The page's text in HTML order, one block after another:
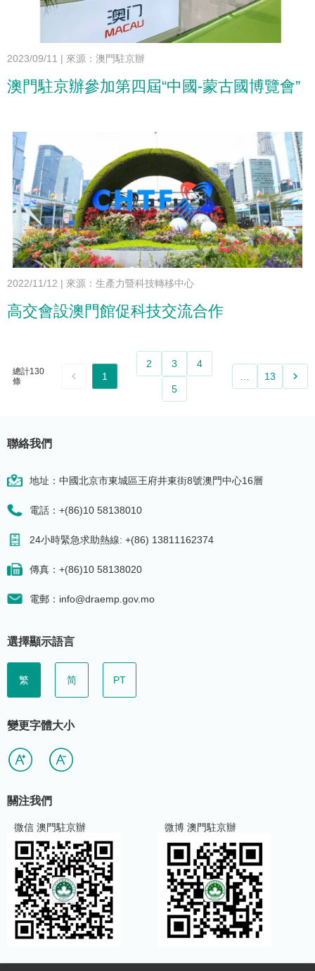
2023/09/11 | 來源：澳門駐京辦
澳門駐京辦參加第四屆“中國-蒙古國博覽會”
2022/11/12 | 來源：生產力暨科技轉移中心
高交會設澳門館促科技交流合作
總計130
條
keyboard_arrow_left 1
2 3 4
5
13 keyboard_arrow_right
聯絡我們
地址：中國北京市東城區王府井東街8號澳門中心16層
電話：+(86)10 58138010
24小時緊急求助熱線: +(86) 13811162374
傳真：+(86)10 58138020
電郵：info@draemp.gov.mo
選擇顯示語言
繁 简 PT
變更字體大小
關注我們
微信 澳門駐京辦 微博 澳門駐京辦